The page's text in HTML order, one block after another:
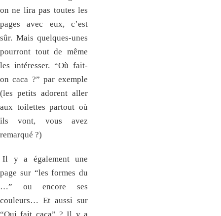
on ne lira pas toutes les
pages avec eux, c’est
sûr. Mais quelques-unes
pourront tout de même
les intéresser. “Où fait-
on caca ?” par exemple
(les petits adorent aller
aux toilettes partout où
ils vont, vous avez
remarqué ?)
Il y a également une
page sur “les formes du
…” ou encore ses
couleurs… Et aussi sur
“Qui fait caca” ? Il y a